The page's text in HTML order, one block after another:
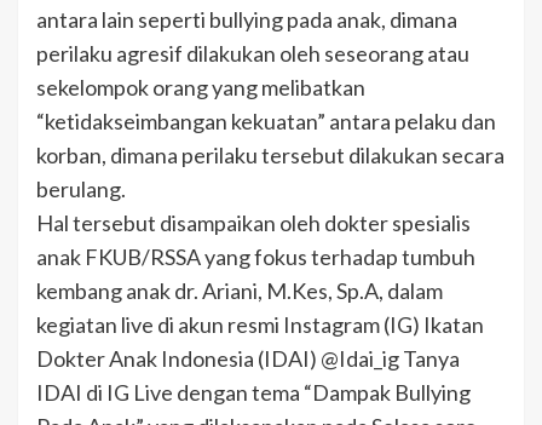
antara lain seperti bullying pada anak, dimana
perilaku agresif dilakukan oleh seseorang atau
sekelompok orang yang melibatkan
“ketidakseimbangan kekuatan” antara pelaku dan
korban, dimana perilaku tersebut dilakukan secara
berulang.
Hal tersebut disampaikan oleh dokter spesialis
anak FKUB/RSSA yang fokus terhadap tumbuh
kembang anak dr. Ariani, M.Kes, Sp.A, dalam
kegiatan live di akun resmi Instagram (IG) Ikatan
Dokter Anak Indonesia (IDAI) @Idai_ig Tanya
IDAI di IG Live dengan tema “Dampak Bullying